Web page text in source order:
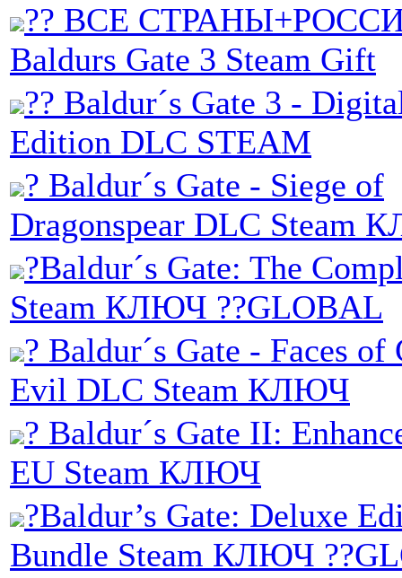
?? ВСЕ
Baldurs Gate 3 Steam Gift
?? Baldur´s Gate 3 -
Edition DLC STEAM
? Baldur´s Gate - Siege of
Dragonspear DLC Steam
?Baldur´s Gate: The
Steam КЛЮЧ ??GLOBAL
? Baldur´s Gate - Faces of
Evil DLC Steam КЛЮЧ
? Baldur´s Gate II:
EU Steam КЛЮЧ
?Baldur’s Gate: Deluxe
Bundle Steam КЛЮЧ